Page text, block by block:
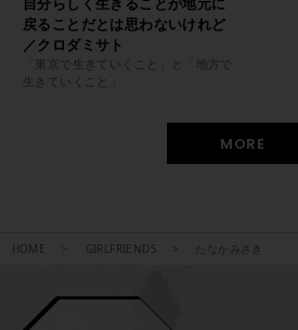
戻ることだとは思わないけれど
／クロダミサト
「東京で生きていくこと」と「地方で
生きていくこと」
MORE
HOME GIRLFRIENDS たなかみさき